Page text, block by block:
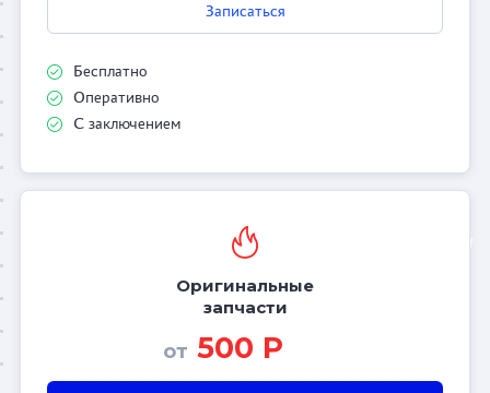
Записаться
Бесплатно
Оперативно
С заключением
Оригинальные
запчасти
от 500 Р